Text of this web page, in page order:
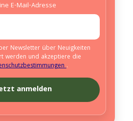
E-Mail-Adresse
Newsletter über Neuigkeiten
werden und akzeptiere die
.